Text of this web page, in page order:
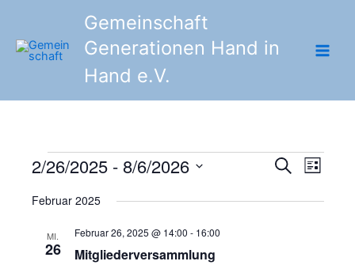
springen
Gemeinschaft
Generationen Hand in
Hand e.V.
Veranstaltungen
und
SucheListe
2/26/2025 - 8/6/2026
wählen.
Februar 2025
MI.
26 Mitgliederversammlung
Februar 26, 2025 @ 14:00 - 16:00